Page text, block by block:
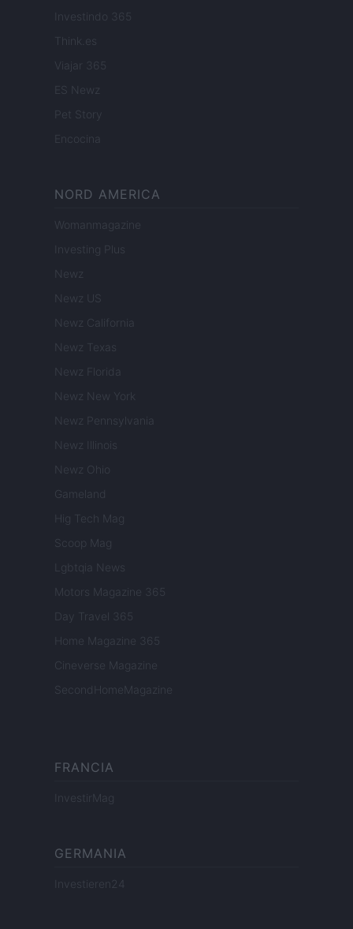
Investindo 365
Think.es
Viajar 365
ES Newz
Pet Story
Encocina
NORD AMERICA
Womanmagazine
Investing Plus
Newz
Newz US
Newz California
Newz Texas
Newz Florida
Newz New York
Newz Pennsylvania
Newz Illinois
Newz Ohio
Gameland
Hig Tech Mag
Scoop Mag
Lgbtqia News
Motors Magazine 365
Day Travel 365
Home Magazine 365
Cineverse Magazine
SecondHomeMagazine
FRANCIA
InvestirMag
GERMANIA
Investieren24